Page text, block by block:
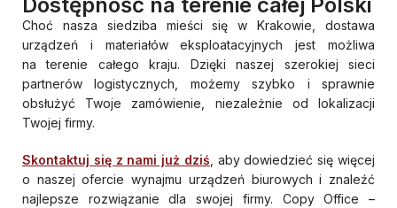
Choć nasza siedziba mieści się w Krakowie, dostawa
urządzeń i materiałów eksploatacyjnych jest możliwa
na terenie całego kraju. Dzięki naszej szerokiej sieci
partnerów logistycznych, możemy szybko i sprawnie
obsłużyć Twoje zamówienie, niezależnie od lokalizacji
Twojej firmy.
Skontaktuj się z nami już dziś , aby dowiedzieć się więcej
o naszej ofercie wynajmu urządzeń biurowych i znaleźć
najlepsze rozwiązanie dla swojej firmy. Copy Office –